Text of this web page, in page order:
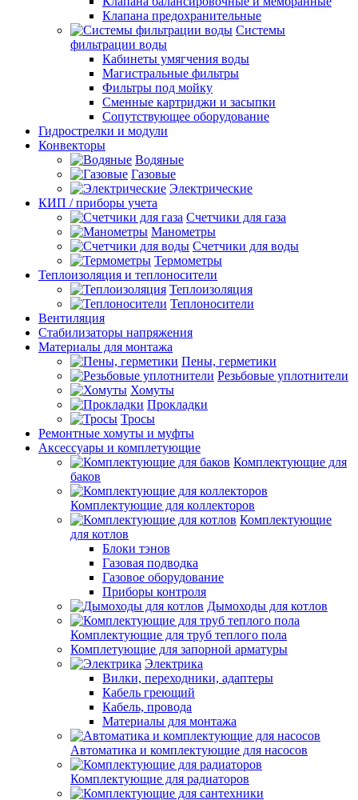
Клапана предохранительные
Системы
фильтрации воды
Кабинеты умягчения воды
Магистральные фильтры
Фильтры под мойку
Сменные картриджи и засыпки
Сопутствующее оборудование
Гидрострелки и модули
Конвекторы
Водяные
Газовые
Электрические
КИП / приборы учета
Счетчики для газа
Манометры
Счетчики для воды
Термометры
Теплоизоляция и теплоносители
Теплоизоляция
Теплоносители
Вентиляция
Стабилизаторы напряжения
Материалы для монтажа
Пены, герметики
Резьбовые уплотнители
Хомуты
Прокладки
Тросы
Ремонтные хомуты и муфты
Аксессуары и комплетующие
Комплектующие для
баков
Комплектующие для коллекторов
Комплектующие
для котлов
Блоки тэнов
Газовая подводка
Газовое оборудование
Приборы контроля
Дымоходы для котлов
Комплектующие для труб теплого пола
Комплетующие для запорной арматуры
Электрика
Вилки, переходники, адаптеры
Кабель греющий
Кабель, провода
Материалы для монтажа
Автоматика и комплектующие для насосов
Комплектующие для радиаторов